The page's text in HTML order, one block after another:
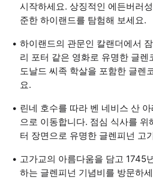
시작하세요. 상징적인 에든버러
준한 하이랜드를 탐험해 보세요.
하이랜드의 관문인 칼랜더에서
리 포터 같은 영화로 유명한 글렌
도날드 씨족 학살을 포함한 글렌
요.
린네 호수를 따라 벤 네비스 산
으로 이동합니다. 점심 식사를 위
터 장면으로 유명한 글렌피넌 고
고가교의 아름다움을 담고 1745
하는 글렌피넌 기념비를 방문하